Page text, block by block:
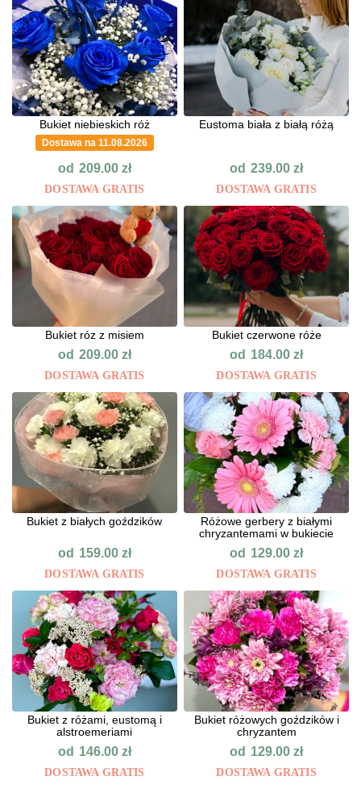
Bukiet niebieskich róż
Dostawa na 11.08.2026
od 209.00 zł
DOSTAWA GRATIS
Eustoma biała z białą różą
od 239.00zł
DOSTAWA GRATIS
Bukiet róz z misiem
od 209.00 zł
DOSTAWA GRATIS
Bukiet czerwone róże
od 184.00zł
DOSTAWA GRATIS
Bukiet z białych goździków
od 159.00 zł
DOSTAWA GRATIS
Różowe gerbery z białymi
chryzantemami w bukiecie
od 129.00zł
DOSTAWA GRATIS
Bukiet z różami, eustomą i
alstroemeriami
od 146.00 zł
DOSTAWA GRATIS
Bukiet różowych goździków i
chryzantem
od 129.00zł
DOSTAWA GRATIS